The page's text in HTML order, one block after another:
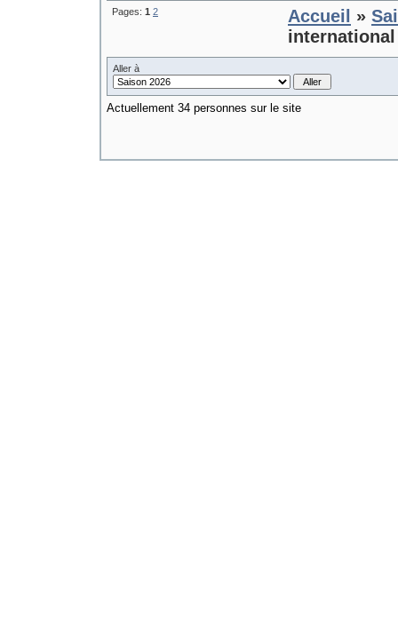
Pages: 1 2 Accueil »
Aller à